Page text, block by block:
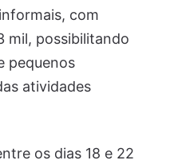
com
mil, possibilitando
pequenos
atividades
os dias 18 e 22